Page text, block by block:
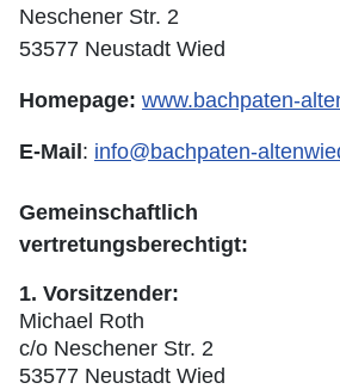
Neschener Str. 2
53577 Neustadt Wied
Homepage: www.bachpaten-
E-Mail : info@bachpaten-
Gemeinschaftlich
vertretungsberechtigt:
1. Vorsitzender:
Michael Roth
c/o Neschener Str. 2
53577 Neustadt Wied